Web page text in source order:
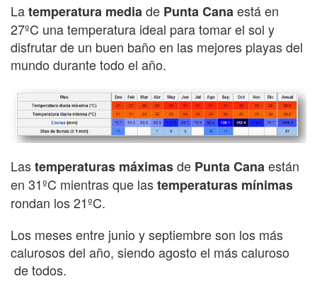
Latemperatura mediade Punta Canaestá en
27ºC una temperatura ideal para tomar el sol y
disfrutar de un buen baño en las mejores playas del
mundo durante todo el año.
Lastemperaturas máximasde Punta Canaestán
en 31ºC mientras que lastemperaturas mínimas
rondan los 21ºC.
Los meses entre junio y septiembre son los más
calurosos del año, siendo agosto el más caluroso
de todos.